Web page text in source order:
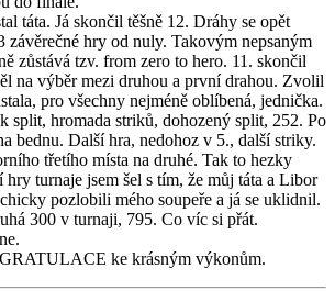
táta. Já skončil těšně 12. Dráhy se opět
závěrečné hry od nuly. Takovým nepsaným
zůstává tzv. from zero to hero. 11. skončil
na výběr mezi druhou a první drahou. Zvolil
pro všechny nejméně oblíbená, jednička.
split, hromada striků, dohozený split, 252. Po
bednu. Další hra, nedohoz v 5., další striky.
třetího místa na druhé. Tak to hezky
hry turnaje jsem šel s tím, že můj táta a Libor
pozlobili mého soupeře a já se uklidnil.
300 v turnaji, 795. Co víc si přát.
ke krásným výkonům.